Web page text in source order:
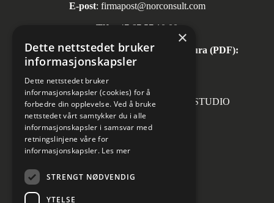
E-post: firmapost@norconsult.com
Tlf: +47 67 57 10 00
Automatisk mottak av inngående faktura (PDF):
invoice.no@norconsult.com
Forsidefoto: RASMUS HJORTSHOJ STUDIO
×
Dette nettstedet bruker
informasjonskapsler
Dette nettstedet bruker
informasjonskapsler (cookies) for å
forbedre din opplevelse. Ved å bruke
nettstedet vårt samtykker du i alle
informasjonskapsler i samsvar med
retningslinjene våre for
informasjonskapsler. Les mer
STRENGT NØDVENDIG
YTELSE